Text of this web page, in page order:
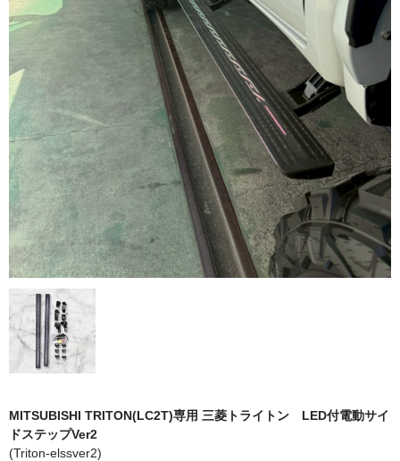
MITSUBISHI TRITON(LC2T)専用 三菱トライトン LED付電動サイ
ドステップVer2
(Triton-elssver2)